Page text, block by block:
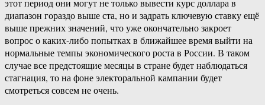
этот период они могут не только вывести курс доллара в
диапазон гораздо выше ста, но и задрать ключевую ставку ещё
выше прежних значений, что уже окончательно закроет
вопрос о каких-либо попытках в ближайшее время выйти на
нормальные темпы экономического роста в России. В таком
случае все предстоящие месяцы в стране будет наблюдаться
стагнация, то на фоне электоральной кампании будет
смотреться совсем не очень.